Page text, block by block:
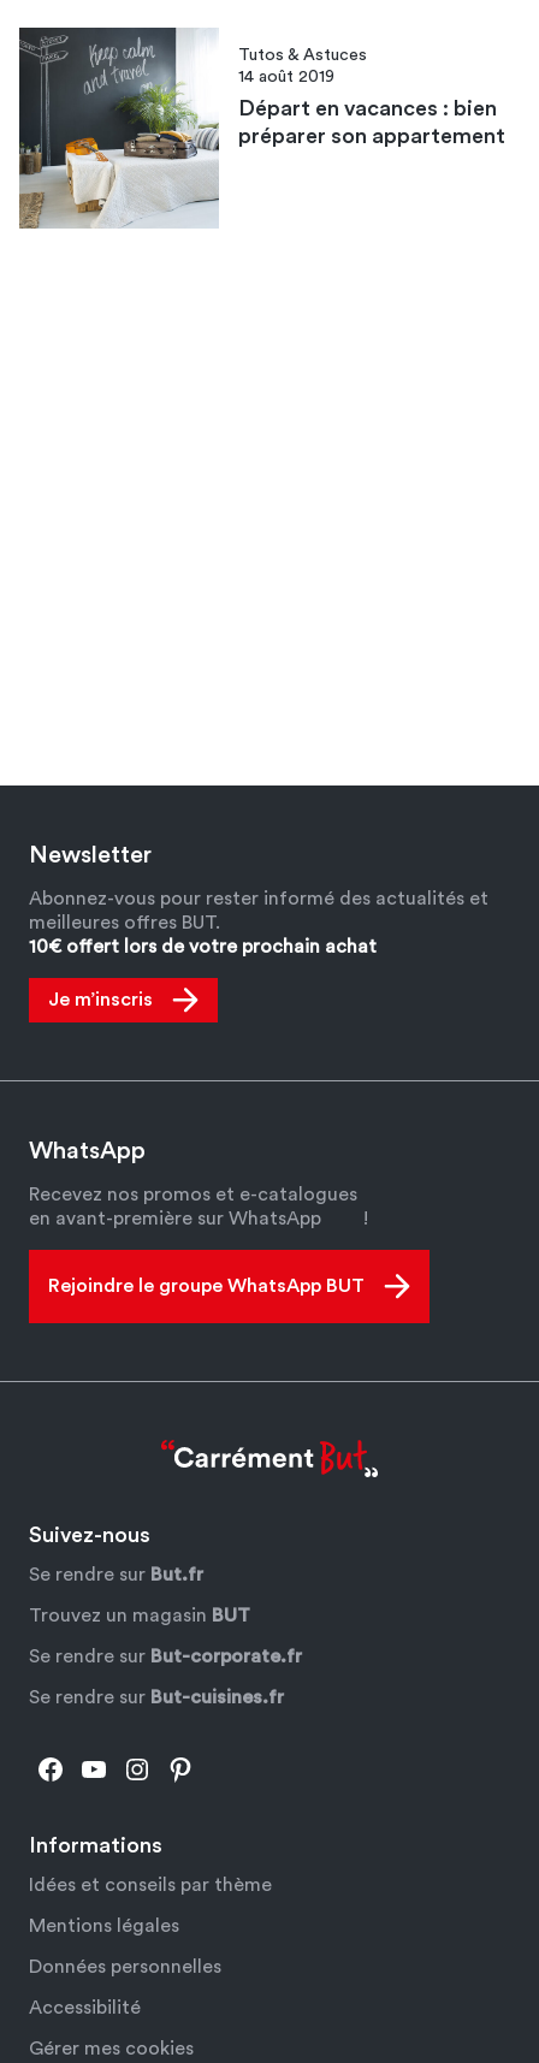
Tutos & Astuces
14 août 2019
Départ en vacances : bien
préparer son appartement
Newsletter
Abonnez-vous pour rester informé des actualités et
meilleures offres BUT.
10€ offert lors de votre prochain achat
Je m’inscris
WhatsApp
Recevez nos promos et e-catalogues
en avant-première sur WhatsApp
!
Rejoindre le groupe WhatsApp BUT
Informations
Idées et conseils par thème
Mentions légales
Données personnelles
Accessibilité
Gérer mes cookies
Suivez-nous
Se rendre sur But.fr
Trouvez un magasin BUT
Se rendre sur But-corporate.fr
Se rendre sur But-cuisines.fr
Facebook
YouTube
Instagram
Pinterest